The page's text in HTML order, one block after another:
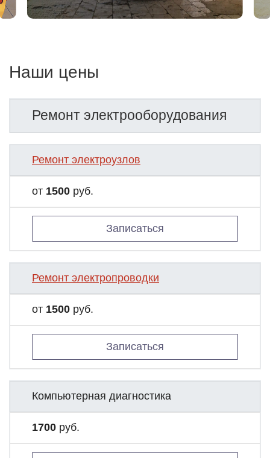
Наши цены
Ремонт электрооборудования
Ремонт электроузлов
от 1500 руб.
Записаться
Ремонт электропроводки
от 1500 руб.
Записаться
Компьютерная диагностика
1700 руб.